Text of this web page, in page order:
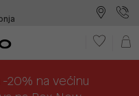
20% na većinu